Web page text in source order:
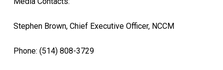
Stephen Brown, Chief Executive Officer, NCCM
Phone: (514) 808-3729